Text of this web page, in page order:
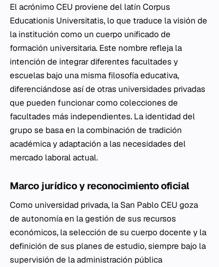
El acrónimo CEU proviene del latín Corpus
Educationis Universitatis, lo que traduce la visión de
la institución como un cuerpo unificado de
formación universitaria. Este nombre refleja la
intención de integrar diferentes facultades y
escuelas bajo una misma filosofíaeducativa,
diferenciándose así de otras universidades privadas
que pueden funcionar como colecciones de
facultades más independientes. La identidad del
grupo se basa en la combinación de tradición
académica y adaptación a las necesidades del
mercado laboral actual.
Marco jurídico y reconocimiento oficial
Como universidad privada, la San Pablo CEU goza
de autonomía en la gestión de sus recursos
económicos, la selección de su cuerpo docente y la
definición de sus planes de estudio, siempre bajo la
supervisión de la administración pública